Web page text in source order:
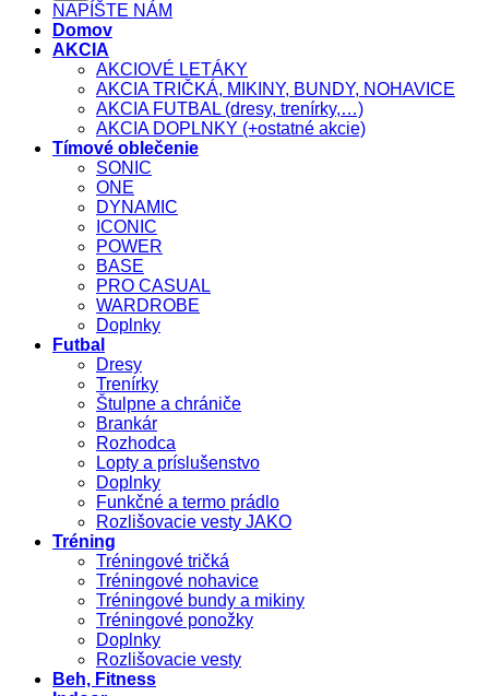
NAPÍŠTE NÁM
Domov
AKCIA
AKCIOVÉ LETÁKY
AKCIA TRIČKÁ, MIKINY, BUNDY, NOHAVICE
AKCIA FUTBAL (dresy, trenírky,…)
AKCIA DOPLNKY (+ostatné akcie)
Tímové oblečenie
SONIC
ONE
DYNAMIC
ICONIC
POWER
BASE
PRO CASUAL
WARDROBE
Doplnky
Futbal
Dresy
Trenírky
Štulpne a chrániče
Brankár
Rozhodca
Lopty a príslušenstvo
Doplnky
Funkčné a termo prádlo
Rozlišovacie vesty JAKO
Tréning
Tréningové tričká
Tréningové nohavice
Tréningové bundy a mikiny
Tréningové ponožky
Doplnky
Rozlišovacie vesty
Beh, Fitness